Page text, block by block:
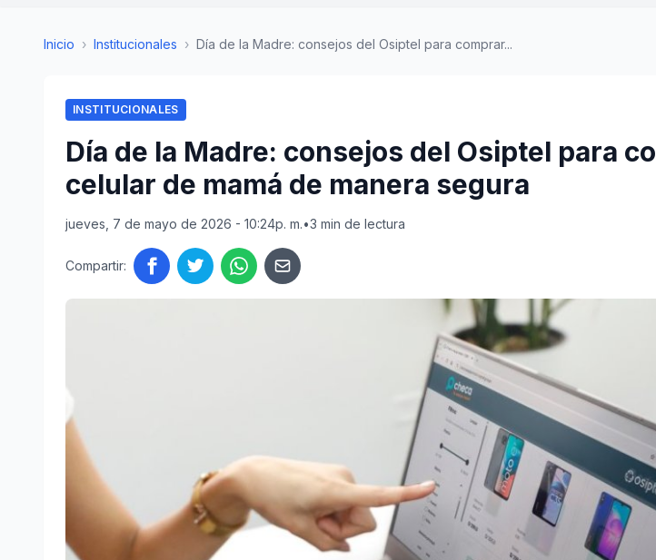
Inicio › Institucionales › Día de la Madre: consejos del Osiptel para comprar...
INSTITUCIONALES
Día de la Madre: consejos del Osiptel para
celular de mamá de manera segura
jueves, 7 de mayo de 2026 - 10:24p. m.•3 min de lectura
Compartir: